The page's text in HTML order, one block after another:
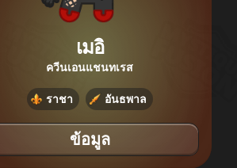
เมอิ
ควีนเอนแชนทเรส
ราชา อันธพาล
ข้อมูล